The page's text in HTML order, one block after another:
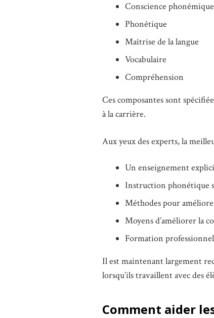
Conscience phonémique
Phonétique
Maîtrise de la langue
Vocabulaire
Compréhension
Ces composantes sont
à la carrière.
Aux yeux des experts, la
Un enseignement
Instruction phonétique
Méthodes pour
Moyens d’améliorer la
Formation
Il est maintenant largement
lorsqu’ils travaillent avec des
Comment aider